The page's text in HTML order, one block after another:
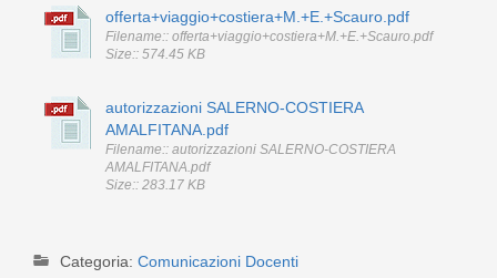
offerta+viaggio+costiera+M.+E.+Scauro.pdf
Filename:: offerta+viaggio+costiera+M.+E.+Scauro.pdf
Size:: 574.45 KB
autorizzazioni SALERNO-COSTIERA
AMALFITANA.pdf
Filename:: autorizzazioni SALERNO-COSTIERA
AMALFITANA.pdf
Size:: 283.17 KB
Categoria: Comunicazioni Docenti